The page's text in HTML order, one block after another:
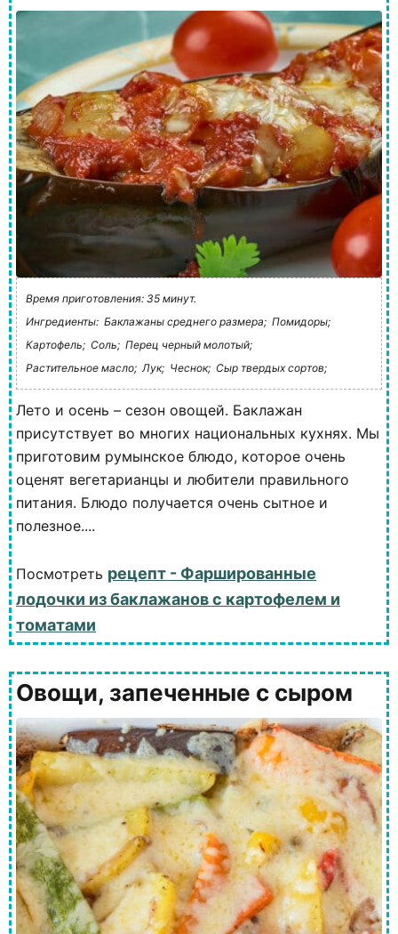
Время приготовления: 35 минут.
Ингредиенты: Баклажаны среднего размера; Помидоры;
Картофель; Соль; Перец черный молотый;
Растительное масло; Лук; Чеснок; Сыр твердых сортов;
Лето и осень – сезон овощей. Баклажан
присутствует во многих национальных кухнях. Мы
приготовим румынское блюдо, которое очень
оценят вегетарианцы и любители правильного
питания. Блюдо получается очень сытное и
полезное....
Посмотреть рецепт - Фаршированные
лодочки из баклажанов с картофелем и
томатами
Овощи, запеченные с сыром